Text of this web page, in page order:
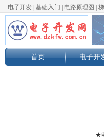
电子开发 基础入门 电路原理图
首页 电子开
★